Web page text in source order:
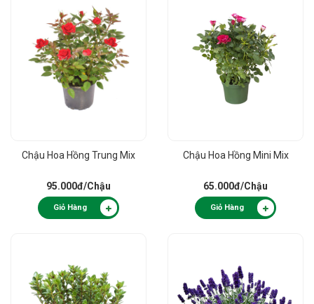
Chậu Hoa Hồng Trung Mix
95.000đ/Chậu
Giỏ Hàng
Chậu Hoa Hồng Mini Mix
65.000đ/Chậu
Giỏ Hàng